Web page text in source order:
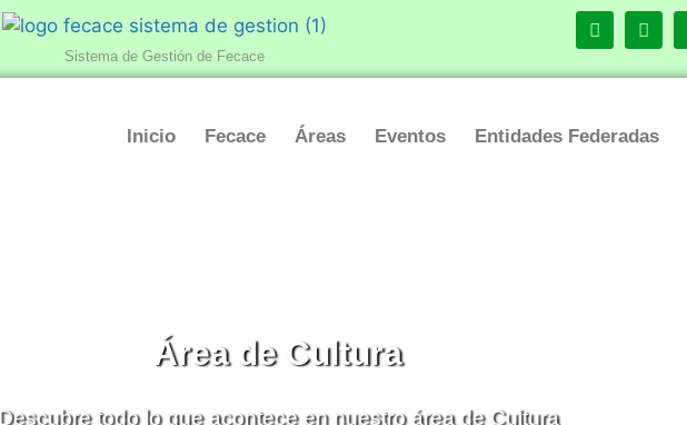
Sistema de Gestión de Fecace
Inicio Fecace Áreas Eventos Entidades Federadas
Área de Cultura
Descubre todo lo que acontece en nuestro área de Cultura